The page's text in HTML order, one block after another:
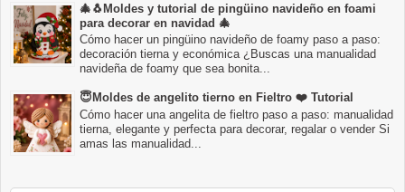
🎄🐧Moldes y tutorial de pingüino navideño en foami
para decorar en navidad 🎄
Cómo hacer un pingüino navideño de foamy paso a paso:
decoración tierna y económica ¿Buscas una manualidad
navideña de foamy que sea bonita...
😇Moldes de angelito tierno en Fieltro ❤️ Tutorial
Cómo hacer una angelita de fieltro paso a paso: manualidad
tierna, elegante y perfecta para decorar, regalar o vender Si
amas las manualidad...